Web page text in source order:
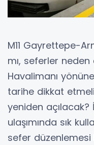
M11 Gayrettepe-
mı, seferler
Havalimanı
tarihe dikkat
yeniden açılacak?
ulaşımında sık
sefer düzenlemesi